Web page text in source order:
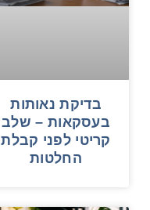
בדיקת נאותות
בעסקאות – שלב
קריטי לפני קבלת
החלטות